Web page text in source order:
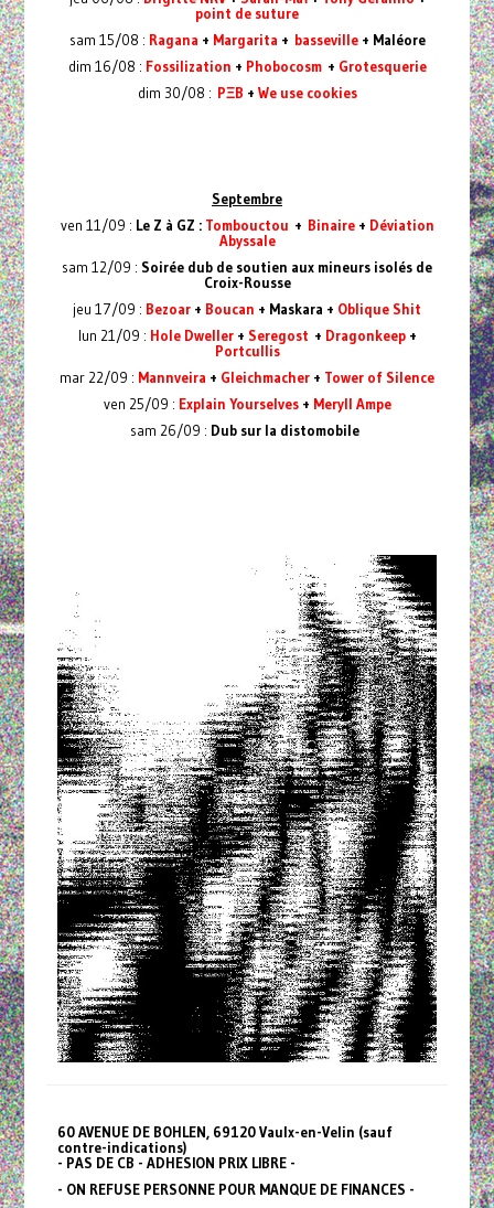
point de suture
sam 15/08 : Ragana + Margarita + basseville+ Maléore
dim 16/08 : Fossilization + Phobocosm+ Grotesquerie
dim 30/08 : PΞB + We use cookies
Septembre
ven 11/09 : Le Z à GZ : Tombouctou + Binaire+ Déviation
Abyssale
sam 12/09 : Soirée dub de soutien aux mineurs isolés de
Croix-Rousse
jeu 17/09 : Bezoar + Boucan + Maskara + Oblique Shit
lun 21/09 : Hole Dweller+ Seregost + Dragonkeep+
Portcullis
mar 22/09 : Mannveira + Gleichmacher + Tower of Silence
ven 25/09 : Explain Yourselves+ Meryll Ampe
sam 26/09 : Dub sur la distomobile
60 AVENUE DE BOHLEN, 69120 Vaulx-en-Velin (sauf
contre-indications)
- PAS DE CB - ADHESION PRIX LIBRE -
- ON REFUSE PERSONNE POUR MANQUE DE FINANCES -